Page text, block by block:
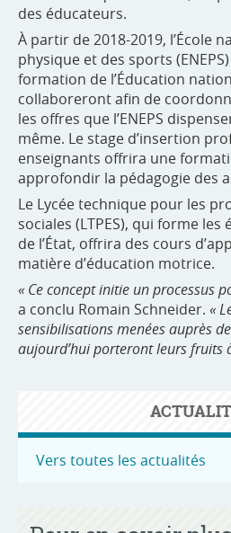
des éducateurs.
À partir de 2018-2019, l’École
physique et des sports
formation de l’Éducation
collaboreront afin de
les offres que l’ENEPS
même. Le stage d’insertion
enseignants offrira une
approfondir la pédagogie des
Le Lycée technique pour les
sociales (LTPES), qui forme
de l’État, offrira des cours
matière d’éducation motrice.
« Ce concept initie un processus
a conclu Romain Schneider. «
sensibilisations menées auprès
aujourd’hui porteront leurs fruits
Vers toutes les actualités